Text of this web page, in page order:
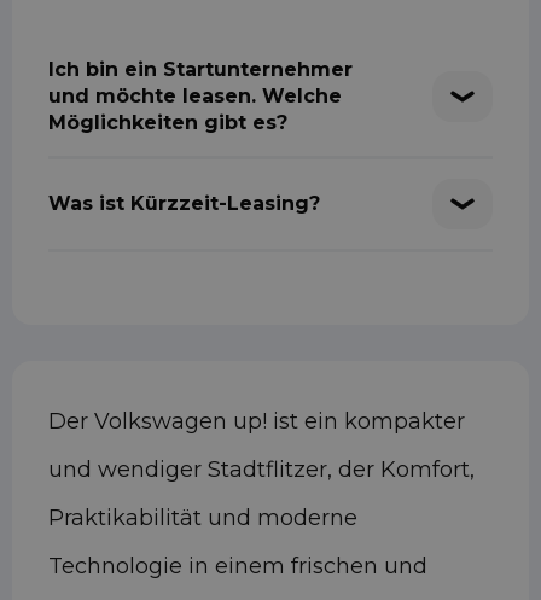
Ich bin ein Startunternehmer
und möchte leasen. Welche
Möglichkeiten gibt es?
Was ist Kürzzeit-Leasing?
Der Volkswagen up! ist ein kompakter
und wendiger Stadtflitzer, der Komfort,
Praktikabilität und moderne
Technologie in einem frischen und